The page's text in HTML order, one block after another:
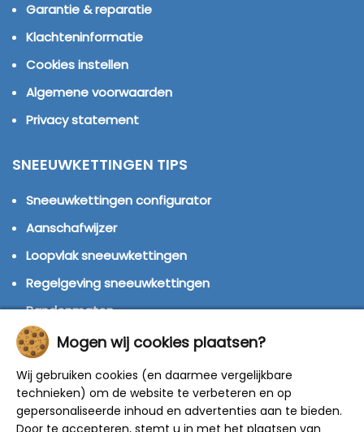
Garantie & reparatie
Klachteninformatie
Cookies instellen
Algemene voorwaarden
Privacy statement
SNEEUWKETTINGEN TIPS
Sneeuwkettingen configurator
Aanschafwijzer
Loopvlak sneeuwkettingen
Regelgeving sneeuwkettingen
Bandenmaten
Montage handleidingen
Winterbanden
Mogen wij cookies plaatsen?
Wij gebruiken cookies (en daarmee vergelijkbare
technieken) om de website te verbeteren en op
gepersonaliseerde inhoud en advertenties aan te bieden.
Door te accepteren, stemt u in met het plaatsen van